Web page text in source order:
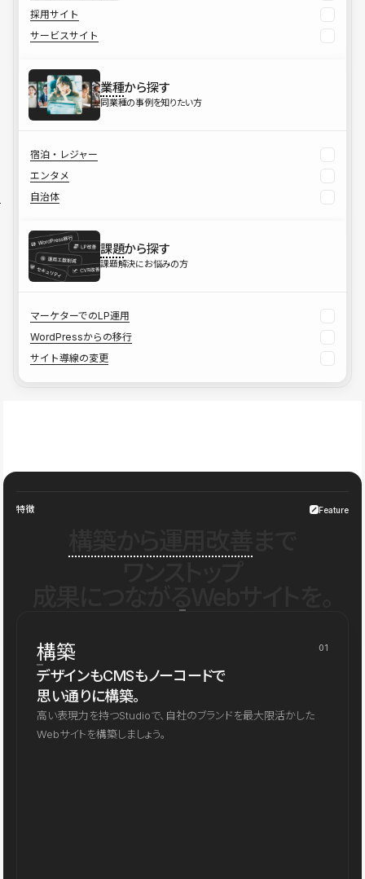
採用サイト
サービスサイト
業種から探す
同業種の事例を知りたい方
宿泊・レジャー
エンタメ
自治体
課題から探す
課題解決にお悩みの方
マーケターでのLP運用
WordPressからの移行
サイト導線の変更
特徴 Feature
構築 01
デザインもCMSもノーコードで
思い通りに構築。
高い表現力を持つStudioで、自社のブランドを最大限活かした
Webサイトを構築しましょう。